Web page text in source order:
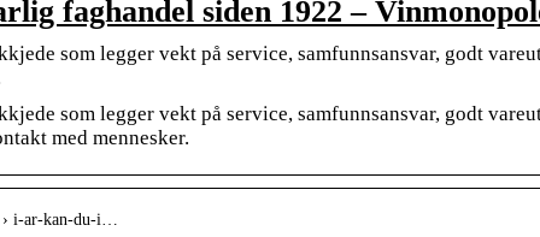
faghandel siden 1922 –
som legger vekt på service, samfunnsansvar, godt
som legger vekt på service, samfunnsansvar, godt
med mennesker.
› i-ar-kan-du-i…